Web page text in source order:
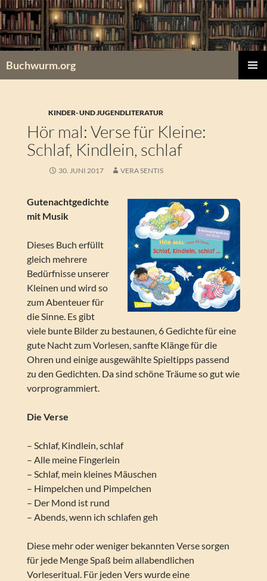
Zum
Inhalt
springen
Buchwurm.org
KINDER- UND JUGENDLITERATUR
Hör mal: Verse für Kleine:
Schlaf, Kindlein, schlaf
30. JUNI 2017 VERA SENTIS
Gutenachtgedichte
mit Musik
Dieses Buch erfüllt
gleich mehrere
Bedürfnisse unserer
Kleinen und wird so
zum Abenteuer für
die Sinne. Es gibt
viele bunte Bilder zu bestaunen, 6 Gedichte für eine
gute Nacht zum Vorlesen, sanfte Klänge für die
Ohren und einige ausgewählte Spieltipps passend
zu den Gedichten. Da sind schöne Träume so gut wie
vorprogrammiert.
Die Verse
– Schlaf, Kindlein, schlaf
– Alle meine Fingerlein
– Schlaf, mein kleines Mäuschen
– Himpelchen und Pimpelchen
– Der Mond ist rund
– Abends, wenn ich schlafen geh
Diese mehr oder weniger bekannten Verse sorgen
für jede Menge Spaß beim allabendlichen
Vorleseritual. Für jeden Vers wurde eine